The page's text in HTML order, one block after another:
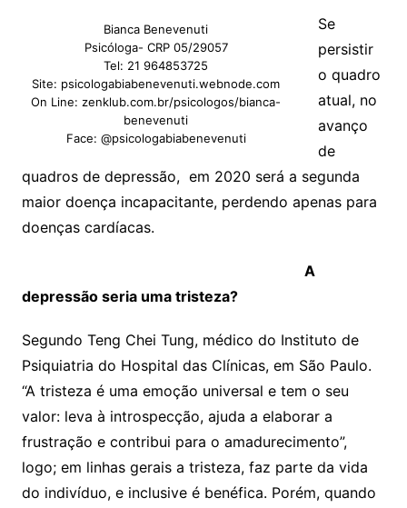
Bianca Benevenuti
Psicóloga- CRP 05/29057
Tel: 21 964853725
Site: psicologabiabenevenuti.webnode.com
On Line: zenklub.com.br/psicologos/bianca-
benevenuti
Face: @psicologabiabenevenuti
Se
persistir
o quadro
atual, no
avanço
de
quadros de depressão, em 2020 será a segunda
maior doença incapacitante, perdendo apenas para
doenças cardíacas.
A
depressão seria uma tristeza?
Segundo Teng Chei Tung, médico do Instituto de
Psiquiatria do Hospital das Clínicas, em São Paulo.
“A tristeza é uma emoção universal e tem o seu
valor: leva à introspecção, ajuda a elaborar a
frustração e contribui para o amadurecimento”,
logo; em linhas gerais a tristeza, faz parte da vida
do indivíduo, e inclusive é benéfica. Porém, quando